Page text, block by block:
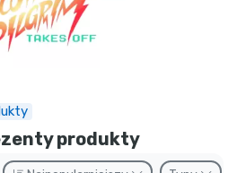
produkty